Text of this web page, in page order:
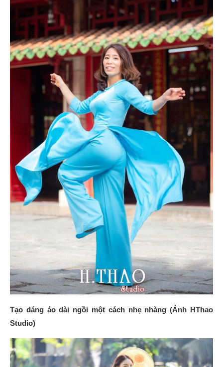
Tạo dáng áo dài ngồi một cách nhẹ nhàng (Ảnh HThao
Studio)